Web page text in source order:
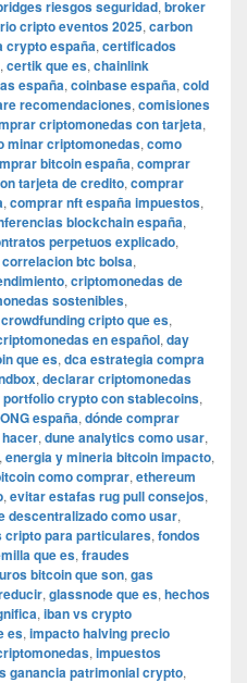
riesgos seguridad, broker
cripto eventos 2025, carbon
crypto españa, certificados
, certik que es, chainlink
españa, coinbase españa, cold
recomendaciones, comisiones
criptomonedas con tarjeta,
minar criptomonedas, como
bitcoin españa, comprar
tarjeta de credito, comprar
, comprar nft españa impuestos,
blockchain españa,
perpetuos explicado,
correlacion btc bolsa,
, criptomonedas de
sostenibles,
crowdfunding cripto que es,
en español, day
que es, dca estrategia compra
, declarar criptomonedas
crypto con stablecoins,
españa, dónde comprar
, dune analytics como usar,
, energia y mineria bitcoin impacto,
como comprar, ethereum
, evitar estafas rug pull consejos,
descentralizado como usar,
cripto para particulares, fondos
que es, fraudes
bitcoin que son, gas
, glassnode que es, hechos
, iban vs crypto
es, impacto halving precio
, impuestos
ganancia patrimonial crypto,